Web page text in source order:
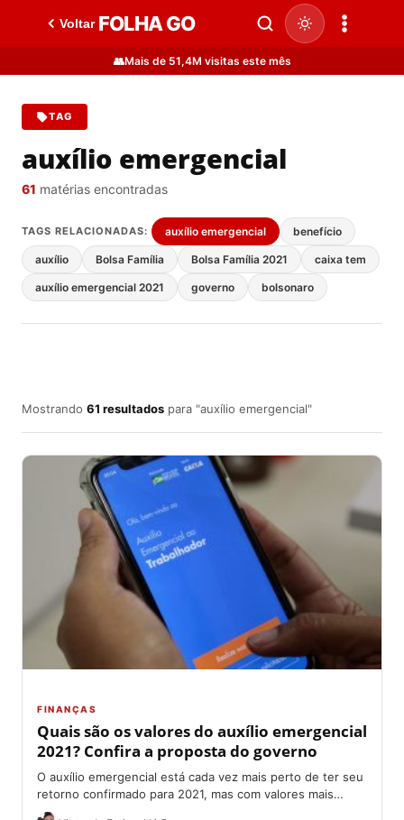
Voltar FOLHA GO
👥Mais de 51,4M visitas este mês
TAG
auxílio emergencial
61 matérias encontradas
TAGS RELACIONADAS: auxílio emergencial benefício
auxílio Bolsa Família Bolsa Família 2021 caixa tem
auxílio emergencial 2021 governo bolsonaro
Mostrando 61 resultados para "auxílio emergencial"
FINANÇAS
Quais são os valores do auxílio emergencial
2021? Confira a proposta do governo
O auxílio emergencial está cada vez mais perto de ter seu
retorno confirmado para 2021, mas com valores mais
baixos do que...